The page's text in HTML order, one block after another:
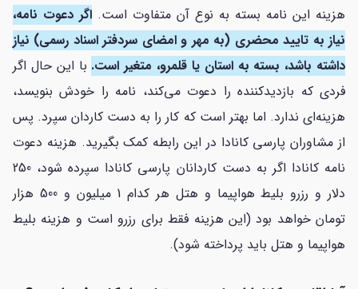
هزینه این نامه بسته به نوع آن متفاوت است. اگر دعوت نامه،
نیاز به تایید محضری (به مهر و امضای سردفتر اسناد رسمی) نیاز
داشته باشد، بسته به استان یا قلمرو، متغیر است. با این حال اگر
فردی که بازدیدکننده را دعوت می‌کند، نامه را خودش بنویسد،
هزینه‌ای ندارد. اما بهتر است که کار را به دست کاردان سپرد. پس
از مشاوران پارسی کانادا در این رابطه کمک بگیرید. هزینه دعوت
نامه کانادا اگر به دست کاردانان پارسی کانادا سپرده شود، 250
دلار و رزرو بلیط هواپیما و هتل هر کدام 1 میلیون و 500 هزار
تومان خواهد بود (این هزینه فقط برای رزرو است و هزینه بلیط
هواپیما و هتل باید پرداخته شود).